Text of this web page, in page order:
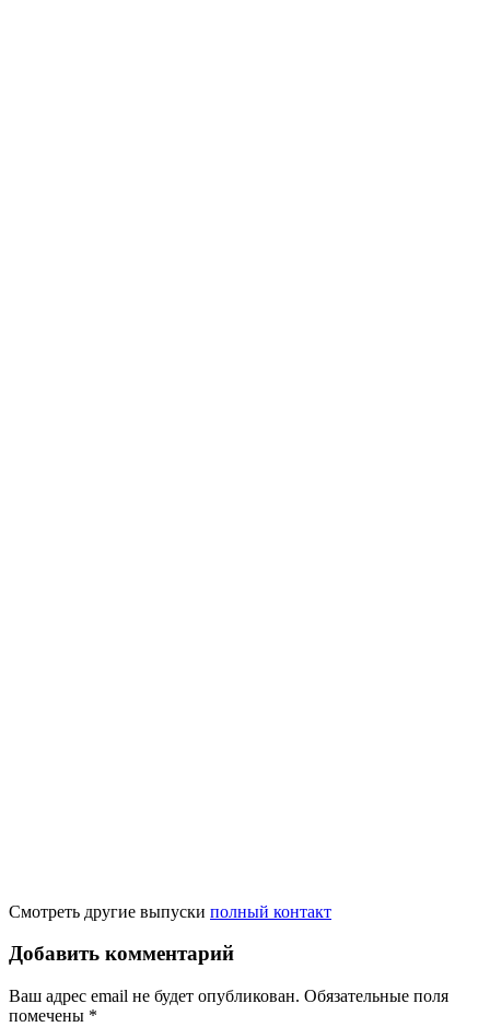
Смотреть другие выпуски полный контакт
Добавить комментарий
Ваш адрес email не будет опубликован. Обязательные поля
помечены *